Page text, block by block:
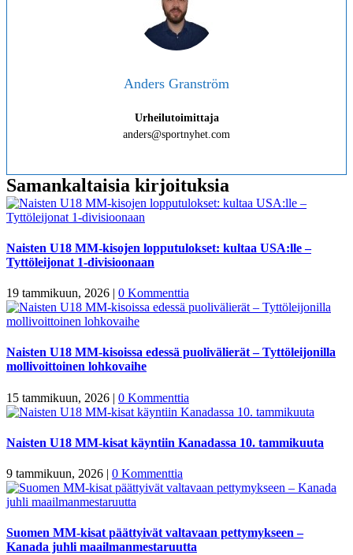
Anders Granström
Urheilutoimittaja
anders@sportnyhet.com
Samankaltaisia kirjoituksia
Naisten U18 MM-kisojen lopputulokset: kultaa USA:lle –
Tyttöleijonat 1-divisioonaan
19 tammikuun, 2026 | 0 Kommenttia
Naisten U18 MM-kisoissa edessä puolivälierät – Tyttöleijonilla
mollivoittoinen lohkovaihe
15 tammikuun, 2026 | 0 Kommenttia
Naisten U18 MM-kisat käyntiin Kanadassa 10. tammikuuta
9 tammikuun, 2026 | 0 Kommenttia
Suomen MM-kisat päättyivät valtavaan pettymykseen –
Kanada juhli maailmanmestaruutta